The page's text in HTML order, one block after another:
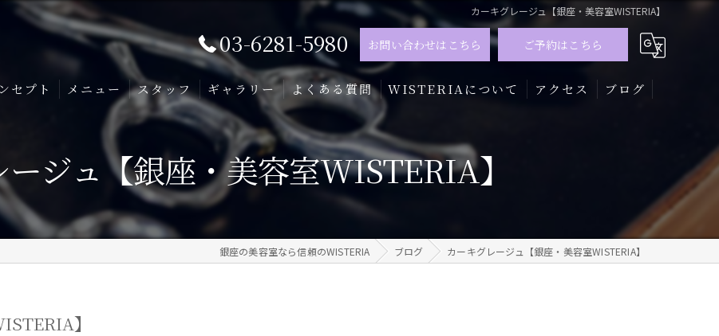
カーキグレージュ【銀座・美容室WISTERIA】
03-6281-5980 お問い合わせはこちら ご予約はこちら
セプト メニュー スタッフ ギャラリー よくある質問 WISTERIAについて
髪質改善
トリートメント
メンズ
アクセス ブログ
ジュ【銀座・美容室WISTERIA】
銀座の美容室なら信頼のWISTERIA ブログ カーキグレージュ【銀座・美容室WISTERIA】
】